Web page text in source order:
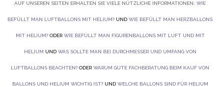
AUF UNSEREN SEITEN ERHALTEN SIE VIELE NÜTZLICHE INFORMATIONEN: WIE
BEFÜLLT MAN LUFTBALLONS MIT HELIUM? UND WIE BEFÜLLT MAN HERZBALLONS
MIT HELIUM?ODER WIE BEFÜLLT MAN FIGURENBALLONS MIT LUFT UND MIT
HELIUM UND WAS SOLLTE MAN BEI DURCHMESSER UND UMFANG VON
LUFTBALLONS BEACHTEN? ODER WARUM GUTE FACHBERATUNG BEIM KAUF VON
BALLONS UND HELIUM WICHTIG IST?UND WELCHE BALLONS SIND FÜR HELIUM